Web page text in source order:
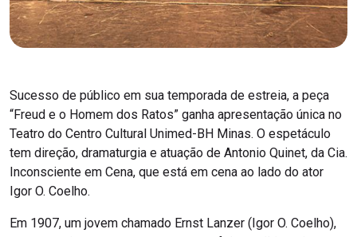
Sucesso de público em sua temporada de estreia, a peça
“Freud e o Homem dos Ratos” ganha apresentação única no
Teatro do Centro Cultural Unimed-BH Minas. O espetáculo
tem direção, dramaturgia e atuação de Antonio Quinet, da Cia.
Inconsciente em Cena, que está em cena ao lado do ator
Igor O. Coelho.
Em 1907, um jovem chamado Ernst Lanzer (Igor O. Coelho),